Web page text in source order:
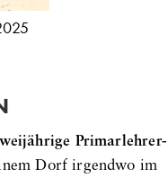
Primarlehrer-
Dorf irgendwo im